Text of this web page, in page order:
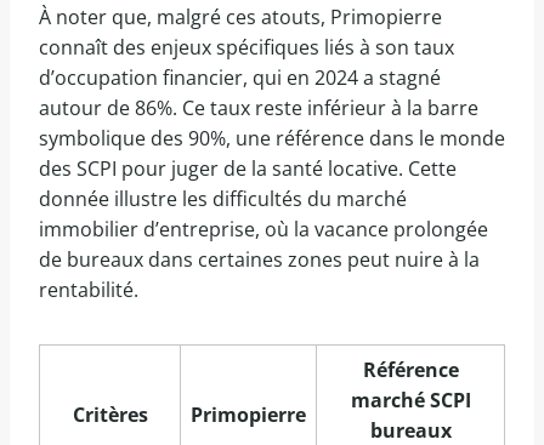
À noter que, malgré ces atouts, Primopierre
connaît des enjeux spécifiques liés à son taux
d’occupation financier, qui en 2024 a stagné
autour de 86%. Ce taux reste inférieur à la barre
symbolique des 90%, une référence dans le monde
des SCPI pour juger de la santé locative. Cette
donnée illustre les difficultés du marché
immobilier d’entreprise, où la vacance prolongée
de bureaux dans certaines zones peut nuire à la
rentabilité.
Critères Primopierre
Référence
marché SCPI
bureaux